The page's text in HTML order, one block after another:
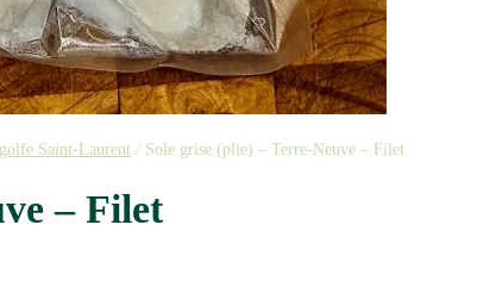
Saint-Laurent /Sole grise (plie) – Terre-Neuve – Filet
– Filet